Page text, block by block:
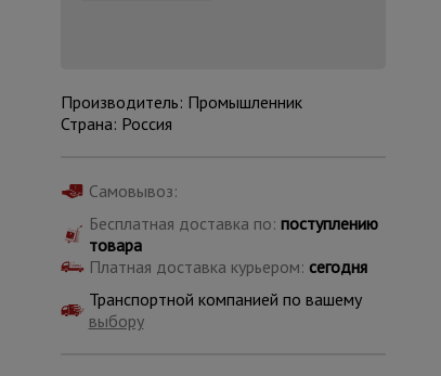
всех
Производитель: Промышленник
Страна: Россия
Самовывоз:
Бесплатная доставка по: поступлению
товара
Платная доставка курьером: сегодня
Транспортной компанией по вашему
выбору